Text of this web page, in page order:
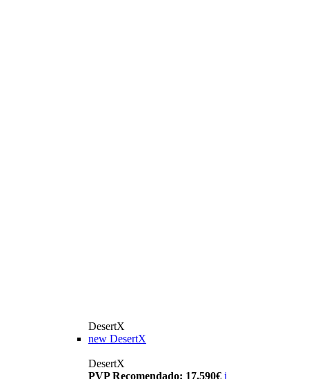
DesertX
new DesertX
DesertX
PVP Recomendado: 17.590€ i